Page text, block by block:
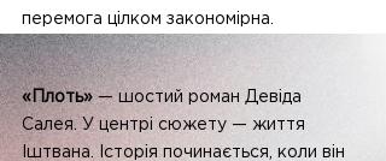
перемога цілком закономірна.
«Плоть» — шостий роман Девіда
Салея. У центрі сюжету — життя
Іштвана. Історія починається, коли він